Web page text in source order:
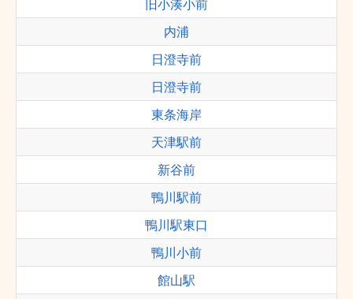
旧小湊小前
内浦
日澄寺前
日澄寺前
東条海岸
天津駅前
新谷前
鴨川駅前
鴨川駅東口
鴨川小前
館山駅